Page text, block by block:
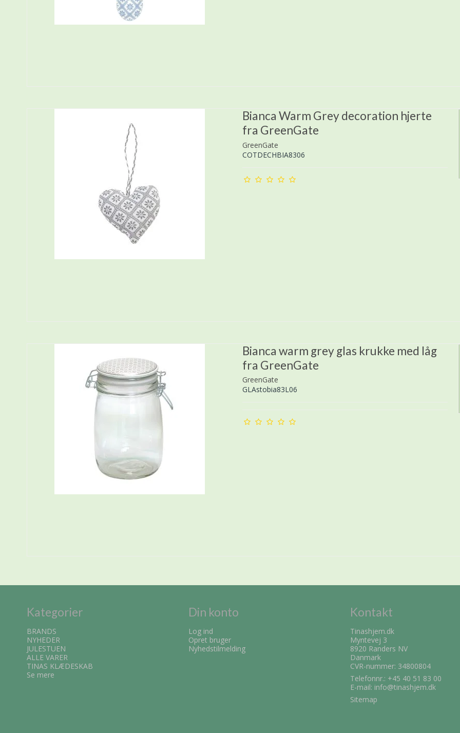
Bianca Warm Grey decoration hjerte
fra GreenGate
GreenGate
COTDECHBIA8306
Bianca warm grey glas krukke med låg
fra GreenGate
GreenGate
GLAstobia83L06
Kategorier
BRANDS
NYHEDER
JULESTUEN
ALLE VARER
TINAS KLÆDESKAB
Se mere
Din konto
Log ind
Opret bruger
Nyhedstilmelding
Kontakt
Tinashjem.dk
Myntevej 3
8920 Randers NV
Danmark
CVR-nummer: 34800804
Telefonnr.: +45 40 51 83 00
E-mail: info@tinashjem.dk
Sitemap